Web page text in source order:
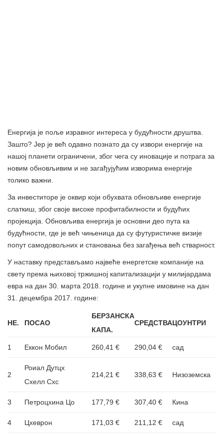
Енергија је поље изравног интереса у будућности друштва.
Зашто? Јер је већ одавно познато да су извори енергије на
нашој планети ограничени, због чега су иновације и потрага за
новим обновљивим и не загађујућим изворима енергије
толико важни.
За инвеститоре је оквир који обухвата обновљиве енергије
слаткиш, због своје високе профитабилности и будућих
пројекција. Обновљива енергија је основни део пута ка
будућности, где је већ чињеница да су футуристичке визије
попут самодовољних и становања без загађења већ стварност.
У наставку представљамо највеће енергетске компаније на
свету према њиховој тржишној капитализацији у милијардама
евра на дан 30. марта 2018. године и укупне имовине на дан
31. децембра 2017. године:
НЕ. ПОСАО
БЕРЗАНСКА
КАПА.
СРЕДСТВАЦОУНТРИ
1 Еккон Мобил 260,41 € 290,04 € сад
2
Роиал Дутцх
Схелл Схс
214,21 € 338,63 € Низоземска
3 Петроцхина Цо 177,79 € 307,40 € Кина
4 Цхеврон 171,03 € 211,12 € сад